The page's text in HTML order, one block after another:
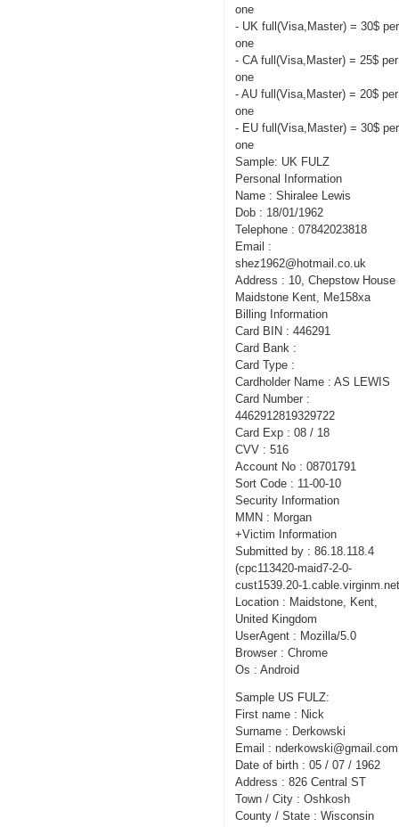
one
- UK full(Visa,Master) = 30$ per
one
- CA full(Visa,Master) = 25$ per
one
- AU full(Visa,Master) = 20$ per
one
- EU full(Visa,Master) = 30$ per
one
Sample: UK FULZ
Personal Information
Name : Shiralee Lewis
Dob : 18/01/1962
Telephone : 07842023818
Email :
shez1962@hotmail.co.uk
Address : 10, Chepstow House
Maidstone Kent, Me158xa
Billing Information
Card BIN : 446291
Card Bank :
Card Type :
Cardholder Name : AS LEWIS
Card Number :
4462912819329722
Card Exp : 08 / 18
CVV : 516
Account No : 08701791
Sort Code : 11-00-10
Security Information
MMN : Morgan
+Victim Information
Submitted by : 86.18.118.4
(cpc113420-maid7-2-0-
cust1539.20-
Location : Maidstone, Kent,
United Kingdom
UserAgent : Mozilla/5.0
Browser : Chrome
Os : Android
Sample US FULZ:
First name : Nick
Surname : Derkowski
Email : nderkowski@gmail.com
Date of birth : 05 / 07 / 1962
Address : 826 Central ST
Town / City : Oshkosh
County / State : Wisconsin